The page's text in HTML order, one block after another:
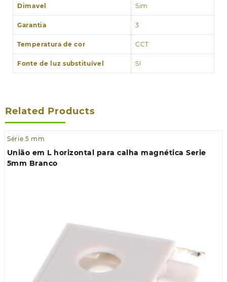
Dimavel Sim
Garantia 3
Temperatura de cor CCT
Fonte de luz substituível Sí
Related Products
Série 5 mm
União em L horizontal para calha magnética Serie
5mm Branco